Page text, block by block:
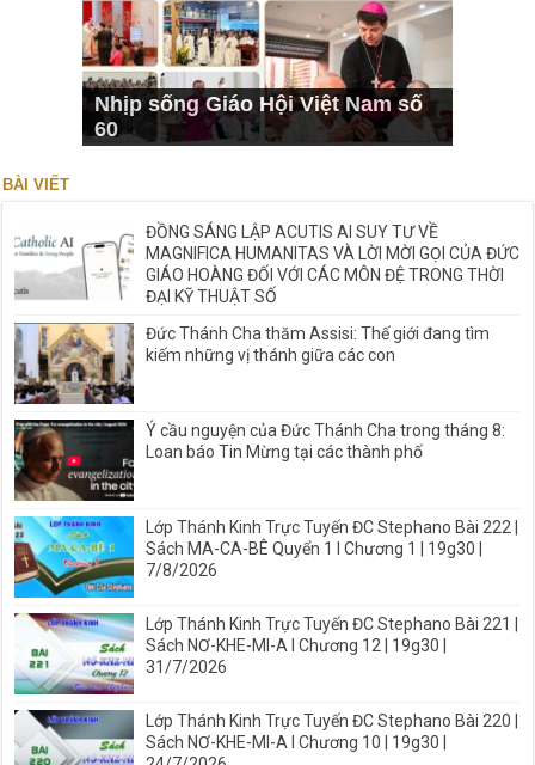
Nhịp sống Giáo Hội Việt Nam số
60
BÀI VIẾT
ĐỒNG SÁNG LẬP ACUTIS AI SUY TƯ VỀ
MAGNIFICA HUMANITAS VÀ LỜI MỜI GỌI CỦA ĐỨC
GIÁO HOÀNG ĐỐI VỚI CÁC MÔN ĐỆ TRONG THỜI
ĐẠI KỸ THUẬT SỐ
Đức Thánh Cha thăm Assisi: Thế giới đang tìm
kiếm những vị thánh giữa các con
Ý cầu nguyện của Đức Thánh Cha trong tháng 8:
Loan báo Tin Mừng tại các thành phố
Lớp Thánh Kinh Trực Tuyến ĐC Stephano Bài 222 |
Sách MA-CA-BÊ Quyển 1 I Chương 1 | 19g30 |
7/8/2026
Lớp Thánh Kinh Trực Tuyến ĐC Stephano Bài 221 |
Sách NƠ-KHE-MI-A I Chương 12 | 19g30 |
31/7/2026
Lớp Thánh Kinh Trực Tuyến ĐC Stephano Bài 220 |
Sách NƠ-KHE-MI-A I Chương 10 | 19g30 |